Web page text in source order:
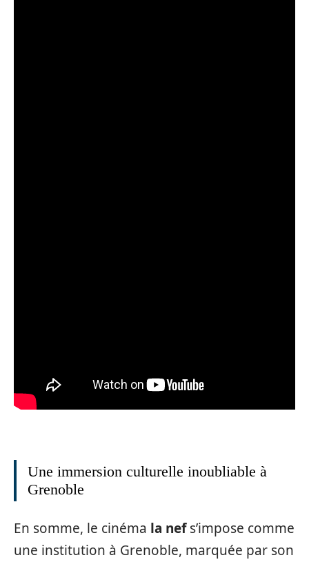
Une immersion culturelle inoubliable à
Grenoble
En somme, le cinéma la nefs’impose comme
une institution à Grenoble, marquée par son